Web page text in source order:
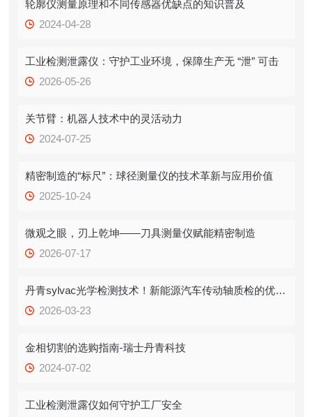
轮廓仪测量原理和不同传感器优缺点的知识普及
2024-04-28
工业检测泄露仪：守护工业环境，保障生产无 “泄” 可击
2026-05-26
关节臂：机器人技术中的灵活动力
2024-07-25
精密制造的“标尺”：球径测量仪的技术革新与应用价值
2025-10-24
微观之眼，刃上乾坤——刀具测量仪赋能精密制造
2026-07-17
丹青sylvac光学检测技术！新能源汽车传动轴质检的优秀案例！
2026-03-23
金相切割的选购指南-瑞士丹青科技
2024-07-02
工业检测泄露仪如何守护工厂安全